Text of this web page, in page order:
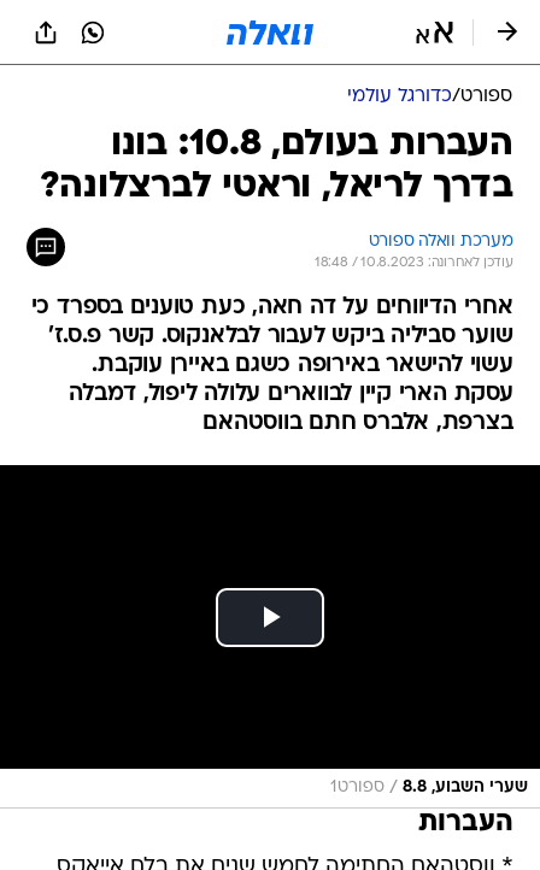
ספורט/כדורגל עולמי
העברות בעולם, 10.8: בונו
בדרך לריאל, וראטי לברצלונה?
מערכת וואלה ספורט
עודכן לאחרונה: 10.8.2023 / 18:48
אחרי הדיווחים על דה חאה, כעת טוענים בספרד כי
שוער סביליה ביקש לעבור לבלאנקוס. קשר פ.ס.ז'
עשוי להישאר באירופה כשגם באיירן עוקבת.
עסקת הארי קיין לבווארים עלולה ליפול, דמבלה
בצרפת, אלברס חתם בווסטהאם
שערי השבוע, 8.8 / ספורט1
העברות